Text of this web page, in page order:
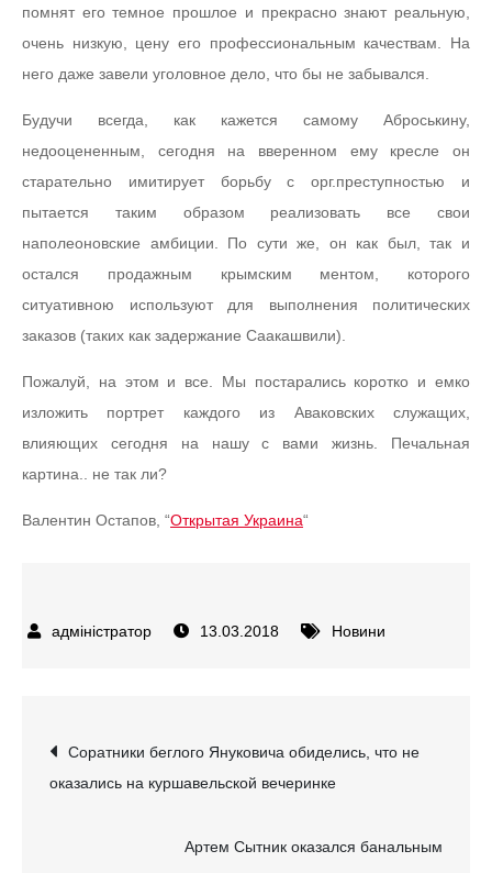
помнят его темное прошлое и прекрасно знают реальную,
очень низкую, цену его профессиональным качествам. На
него даже завели уголовное дело, что бы не забывался.
Будучи всегда, как кажется самому Аброськину,
недооцененным, сегодня на вверенном ему кресле он
старательно имитирует борьбу с орг.преступностью и
пытается таким образом реализовать все свои
наполеоновские амбиции. По сути же, он как был, так и
остался продажным крымским ментом, которого
ситуативною используют для выполнения политических
заказов (таких как задержание Саакашвили).
Пожалуй, на этом и все. Мы постарались коротко и емко
изложить портрет каждого из Аваковских служащих,
влияющих сегодня на нашу с вами жизнь. Печальная
картина.. не так ли?
Валентин Остапов, “Открытая Украина“
13.03.2018 Новини
Навігація
записів
Соратники беглого Януковича обиделись, что не
оказались на куршавельской вечеринке
Артем Сытник оказался банальным